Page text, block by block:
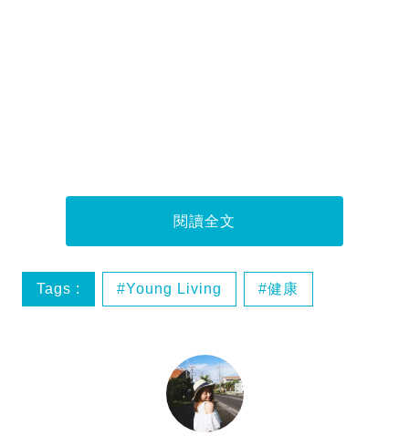
閱讀全文
Tags : Young Living 健康